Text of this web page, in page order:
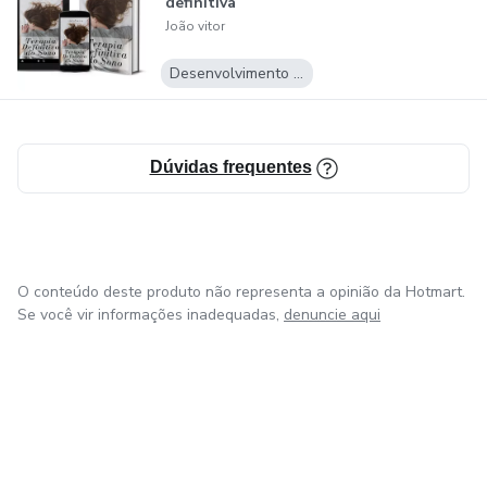
como uma experiência emocional e espiritual que molda
nossa compreensão do mundo ao nosso redor.
João vitor
Desenvolvimento Pessoal
Dúvidas frequentes
O conteúdo deste produto não representa a opinião da Hotmart.
Se você vir informações inadequadas, denuncie aqui